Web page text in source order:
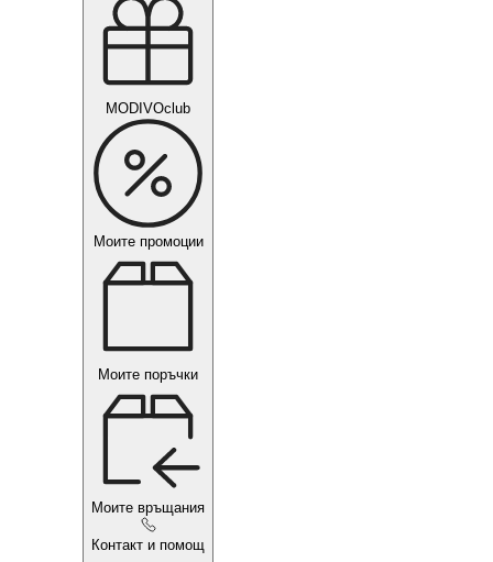
MODIVOclub
Моите промоции
Моите поръчки
Моите връщания
Контакт и помощ